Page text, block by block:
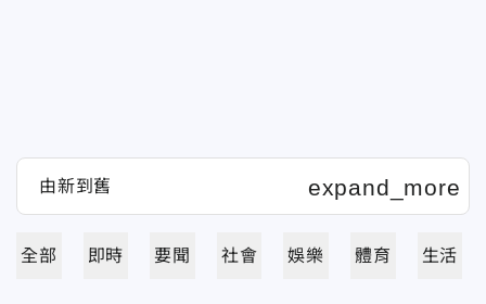
全部 即時 要聞 社會 娛樂 體育 生活